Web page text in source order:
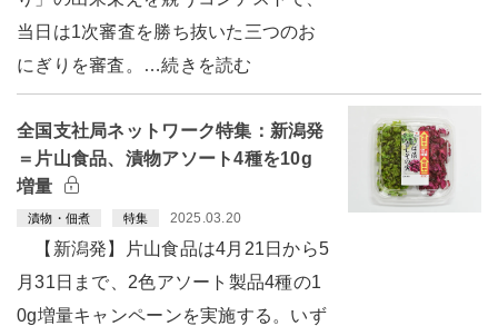
当日は1次審査を勝ち抜いた三つのお
にぎりを審査。…続きを読む
全国支社局ネットワーク特集：新潟発
＝片山食品、漬物アソート4種を10g
増量
漬物・佃煮 特集 2025.03.20
【新潟発】片山食品は4月21日から5
月31日まで、2色アソート製品4種の1
0g増量キャンペーンを実施する。いず